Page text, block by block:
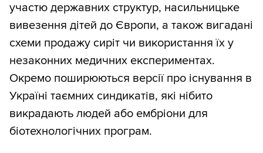
участю державних структур, насильницьке
вивезення дітей до Європи, а також вигадані
схеми продажу сиріт чи використання їх у
незаконних медичних експериментах.
Окремо поширюються версії про існування в
Україні таємних синдикатів, які нібито
викрадають людей або ембріони для
біотехнологічних програм.